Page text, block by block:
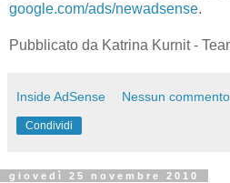
google.com/ads/newadsense.
Pubblicato da Katrina Kurnit -
Inside AdSense Nessun
Condividi
giovedì 25 novembre 2010